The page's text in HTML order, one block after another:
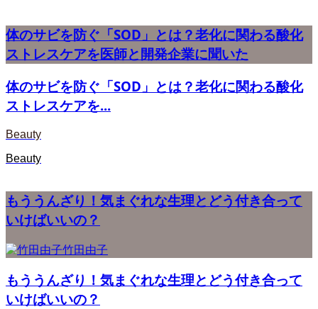
体のサビを防ぐ「SOD」とは？老化に関わる酸化
ストレスケアを医師と開発企業に聞いた
体のサビを防ぐ「SOD」とは？老化に関わる酸化
ストレスケアを...
Beauty
Beauty
もううんざり！気まぐれな生理とどう付き合って
いけばいいの？
竹田由子
もううんざり！気まぐれな生理とどう付き合って
いけばいいの？